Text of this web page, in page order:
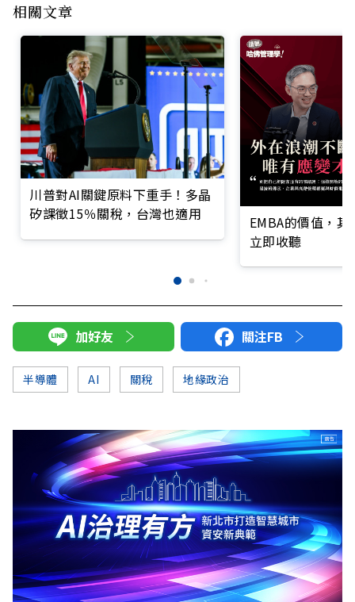
相關文章
川普對AI關鍵原料下重手！多晶
矽課徵15％關稅，台灣也適用
EMBA的價值，
立即收聽
加好友 關注FB
半導體 AI 關稅 地緣政治